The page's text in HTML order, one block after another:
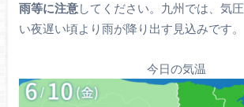
雨等に注意してください。九州では、気
い夜遅い頃より雨が降り出す見込みです。
今日の気温